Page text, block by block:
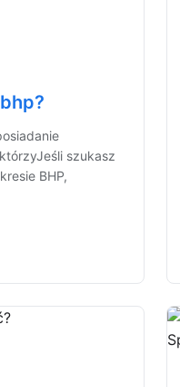
szukasz
BHP,